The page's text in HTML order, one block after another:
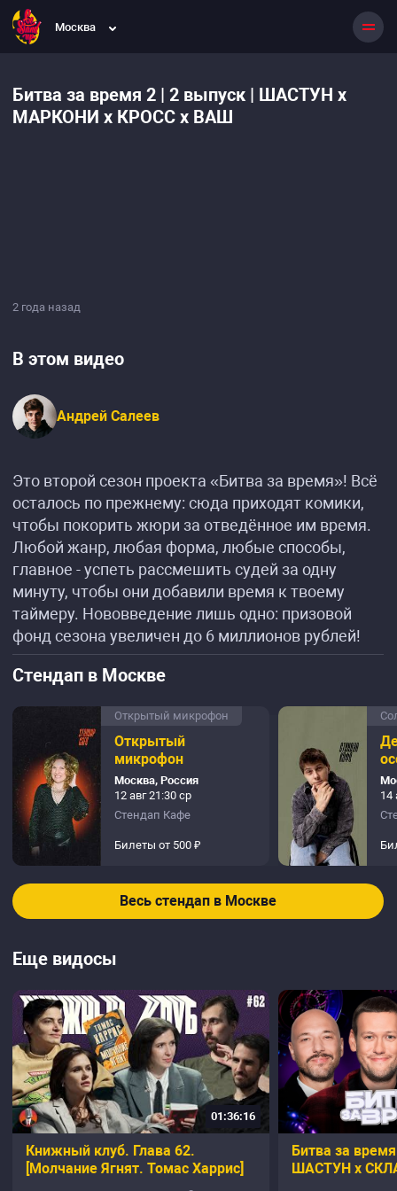
Москва
Битва за время 2 | 2 выпуск | ШАСТУН х
МАРКОНИ х КРОСС х ВАШ
2 года назад
В этом видео
Андрей Салеев
Это второй сезон проекта «Битва за время»! Всё
осталось по прежнему: сюда приходят комики,
чтобы покорить жюри за отведённое им время.
Любой жанр, любая форма, любые способы,
главное - успеть рассмешить судей за одну
минуту, чтобы они добавили время к твоему
таймеру. Нововведение лишь одно: призовой
фонд сезона увеличен до 6 миллионов рублей!
Стендап в Москве
Открытый микрофон
Открытый
микрофон
Москва, Россия
12 авг 21:30 ср
Стендап Кафе
Билеты от 500 ₽
14
Весь стендап в Москве
Еще видосы
01:36:16
Книжный клуб. Глава 62.
[Молчание Ягнят. Томас Харрис]
Битва за
ШАСТУН х